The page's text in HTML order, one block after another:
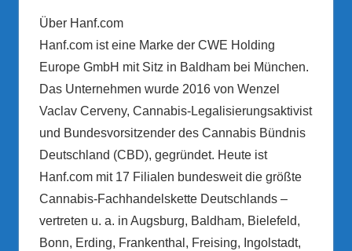
Über Hanf.com
Hanf.com ist eine Marke der CWE Holding
Europe GmbH mit Sitz in Baldham bei München.
Das Unternehmen wurde 2016 von Wenzel
Vaclav Cerveny, Cannabis-Legalisierungsaktivist
und Bundesvorsitzender des Cannabis Bündnis
Deutschland (CBD), gegründet. Heute ist
Hanf.com mit 17 Filialen bundesweit die größte
Cannabis-Fachhandelskette Deutschlands –
vertreten u. a. in Augsburg, Baldham, Bielefeld,
Bonn, Erding, Frankenthal, Freising, Ingolstadt,